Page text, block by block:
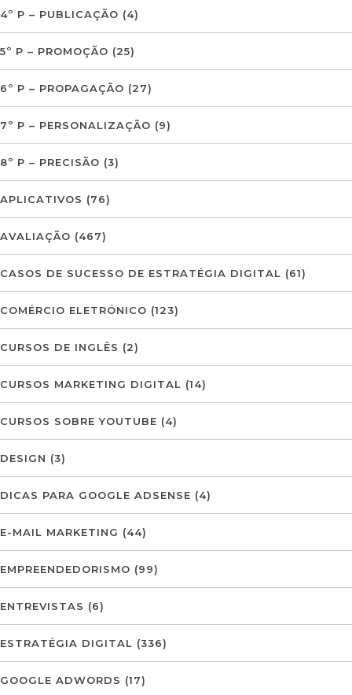
4º P – PUBLICAÇÃO (4)
5º P – PROMOÇÃO (25)
6º P – PROPAGAÇÃO (27)
7º P – PERSONALIZAÇÃO (9)
8º P – PRECISÃO (3)
APLICATIVOS (76)
AVALIAÇÃO (467)
CASOS DE SUCESSO DE ESTRATÉGIA DIGITAL (61)
COMÉRCIO ELETRÓNICO (123)
CURSOS DE INGLÊS (2)
CURSOS MARKETING DIGITAL (14)
CURSOS SOBRE YOUTUBE (4)
DESIGN (3)
DICAS PARA GOOGLE ADSENSE (4)
E-MAIL MARKETING (44)
EMPREENDEDORISMO (99)
ENTREVISTAS (6)
ESTRATÉGIA DIGITAL (336)
GOOGLE ADWORDS (17)